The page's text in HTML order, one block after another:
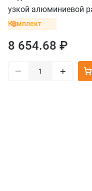
узкой алюминиевой
Комплект
8 654.68 ₽
– +